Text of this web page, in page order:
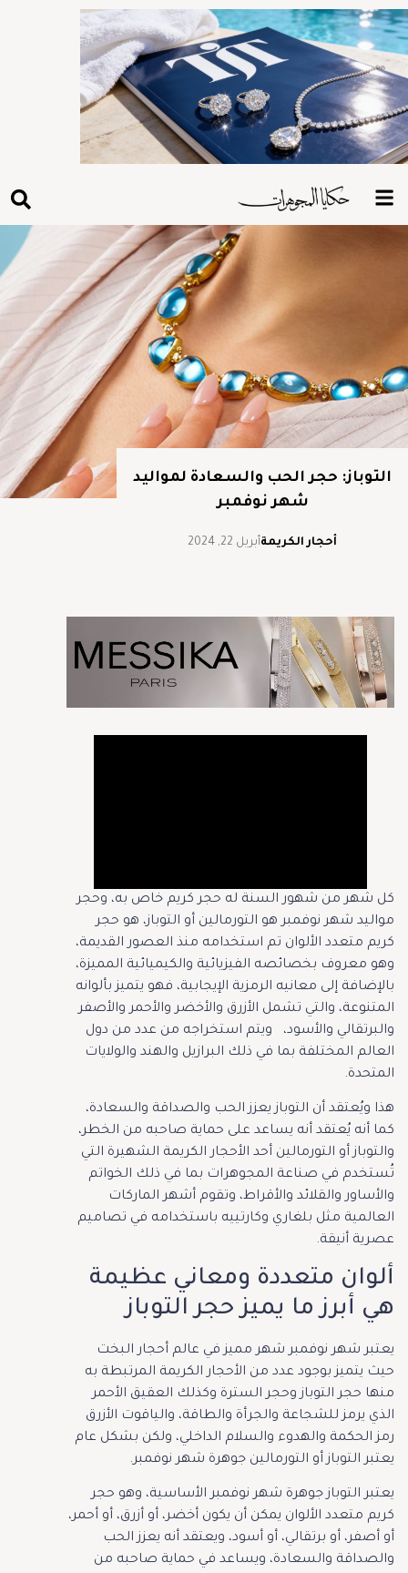
التوباز: حجر الحب والسعادة لمواليد
شهر نوفمبر
أحجار الكريمةأبريل 22, 2024
كل شهر من شهور السنة له حجر كريم خاص به، وحجر
مواليد شهر نوفمبر هو التورمالين أو التوباز، هو حجر
كريم متعدد الألوان تم استخدامه منذ العصور القديمة،
وهو معروف بخصائصه الفيزيائية والكيميائية المميزة،
بالإضافة إلى معانيه الرمزية الإيجابية، فهو يتميز بألوانه
المتنوعة، والتي تشمل الأزرق والأخضر والأحمر والأصفر
والبرتقالي والأسود، ويتم استخراجه من عدد من دول
العالم المختلفة بما في ذلك البرازيل والهند والولايات
المتحدة.
هذا ويُعتقد أن التوباز يعزز الحب والصداقة والسعادة،
كما أنه يُعتقد أنه يساعد على حماية صاحبه من الخطر،
والتوباز أو التورمالين أحد الأحجار الكريمة الشهيرة التي
تُستخدم في صناعة المجوهرات بما في ذلك الخواتم
والأساور والقلائد والأقراط، وتقوم أشهر الماركات
العالمية مثل بلغاري وكارتييه باستخدامه في تصاميم
عصرية أنيقة.
ألوان متعددة ومعاني عظيمة
هي أبرز ما يميز حجر التوباز
يعتبر شهر نوفمبر شهر مميز في عالم أحجار البخت
حيث يتميز بوجود عدد من الأحجار الكريمة المرتبطة به
منها حجر التوباز وحجر السترة وكذلك العقيق الأحمر
الذي يرمز للشجاعة والجرأة والطاقة، والياقوت الأزرق
رمز الحكمة والهدوء والسلام الداخلي، ولكن بشكل عام
يعتبر التوباز أو التورمالين جوهرة شهر نوفمبر.
يعتبر التوباز جوهرة شهر نوفمبر الأساسية، وهو حجر
كريم متعدد الألوان يمكن أن يكون أخضر، أو أزرق، أو أحمر،
أو أصفر، أو برتقالي، أو أسود، ويعتقد أنه يعزز الحب
والصداقة والسعادة، ويساعد في حماية صاحبه من